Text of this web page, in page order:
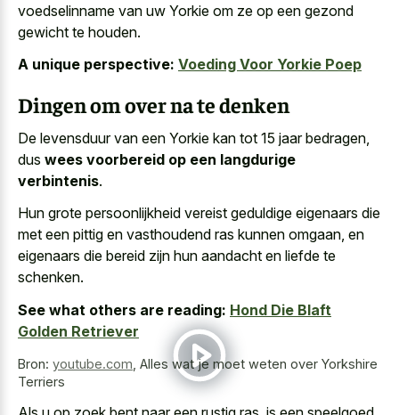
voedselinname van uw Yorkie om ze op een gezond
gewicht te houden.
A unique perspective: Voeding Voor Yorkie Poep
Dingen om over na te denken
De levensduur van een Yorkie kan tot 15 jaar bedragen,
dus wees voorbereid op een langdurige
verbintenis.
Hun grote persoonlijkheid vereist geduldige eigenaars die
met een pittig en vasthoudend ras kunnen omgaan, en
eigenaars die bereid zijn hun aandacht en liefde te
schenken.
See what others are reading: Hond Die Blaft
Golden Retriever
Bron: youtube.com Alles wat je moet weten over Yorkshire
Terriers